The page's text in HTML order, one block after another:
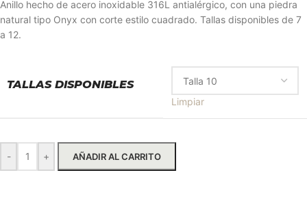
Anillo hecho de acero inoxidable 316L antialérgico, con una piedra
natural tipo Onyx con corte estilo cuadrado. Tallas disponibles de 7
a 12.
TALLAS DISPONIBLES
Limpiar
- + AÑADIR AL CARRITO